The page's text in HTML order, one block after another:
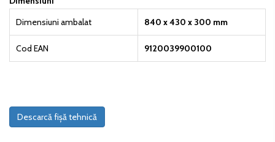
Dimensiuni ambalat
840 x 430 x 300 mm
Cod EAN 9120039900100
Descarcă fișă tehnică